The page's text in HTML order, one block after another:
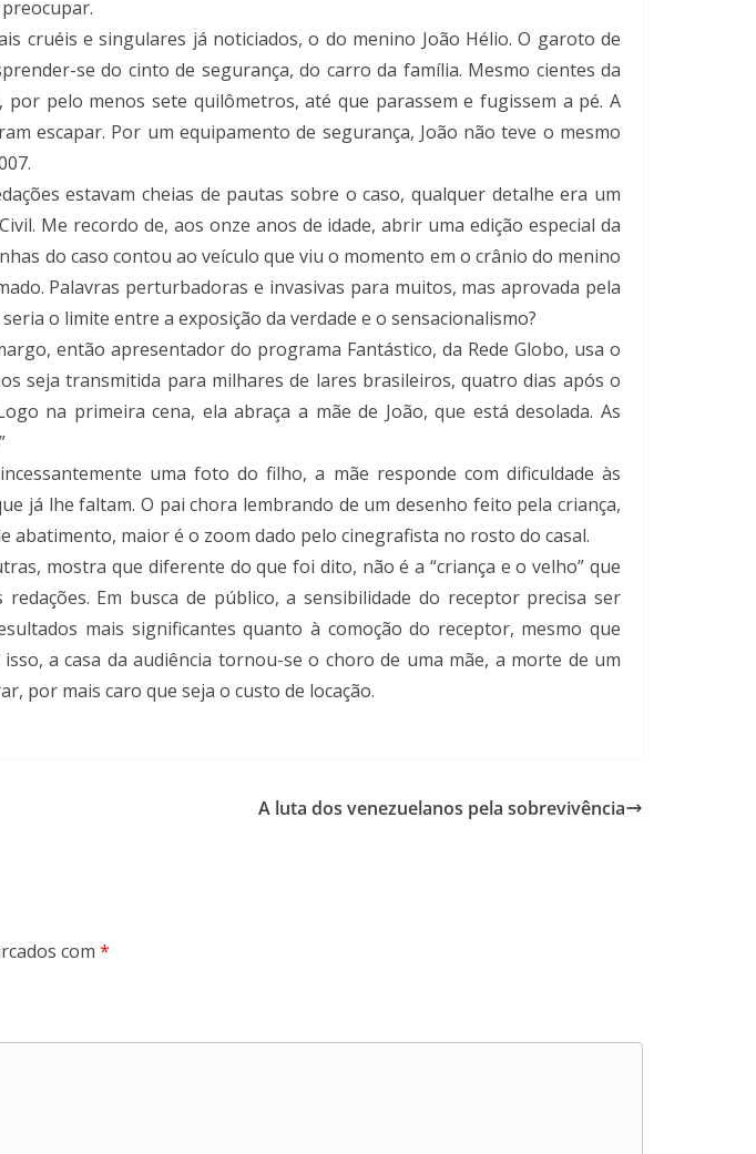
cruéis e singulares já noticiados, o do menino João Hélio. O garoto de
se do cinto de segurança, do carro da família. Mesmo cientes da
pelo menos sete quilômetros, até que parassem e fugissem a pé. A
escapar. Por um equipamento de segurança, João não teve o mesmo
estavam cheias de pautas sobre o caso, qualquer detalhe era um
Me recordo de, aos onze anos de idade, abrir uma edição especial da
do caso contou ao veículo que viu o momento em o crânio do menino
Palavras perturbadoras e invasivas para muitos, mas aprovada pela
o limite entre a exposição da verdade e o sensacionalismo?
então apresentador do programa Fantástico, da Rede Globo, usa o
seja transmitida para milhares de lares brasileiros, quatro dias após o
na primeira cena, ela abraça a mãe de João, que está desolada. As
uma foto do filho, a mãe responde com dificuldade às
já lhe faltam. O pai chora lembrando de um desenho feito pela criança,
abatimento, maior é o zoom dado pelo cinegrafista no rosto do casal.
mostra que diferente do que foi dito, não é a “criança e o velho” que
Em busca de público, a sensibilidade do receptor precisa ser
mais significantes quanto à comoção do receptor, mesmo que
a casa da audiência tornou-se o choro de uma mãe, a morte de um
por mais caro que seja o custo de locação.
A luta dos venezuelanos pela sobrevivência
com *